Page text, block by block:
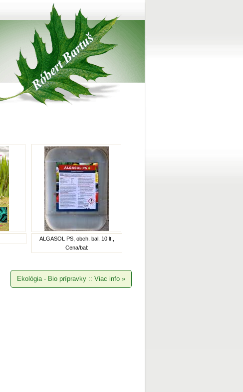
ALGASOL PS, obch. bal. 10 lt.,
Cena/bal:
Ekológia - Bio prípravky :: Viac info »